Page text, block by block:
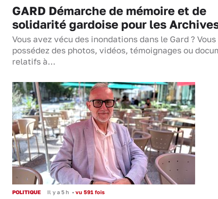
GARD Démarche de mémoire et de
solidarité gardoise pour les
Vous avez vécu des inondations dans le Gard ? Vous
possédez des photos, vidéos, témoignages ou
relatifs à…
POLITIQUE Il y a 5 h • vu 591 fois